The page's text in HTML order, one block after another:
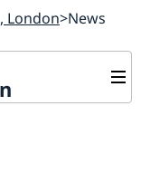
London News